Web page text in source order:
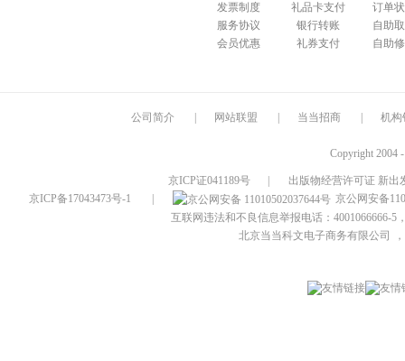
发票制度
服务协议
会员优惠
礼品卡支付
银行转账
礼券支付
订单
自助
自助
公司简介 网站联盟 当当招商 机构
Copyright 2004
京ICP证041189号
出版物经营许可证 新出
京ICP备17043473号-1
京公网安备
互联网违法和不良信息举报电话：4001066666-5
北京当当科文电子商务有限公司